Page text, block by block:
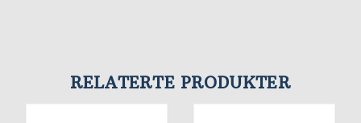
RELATERTE PRODUKTER